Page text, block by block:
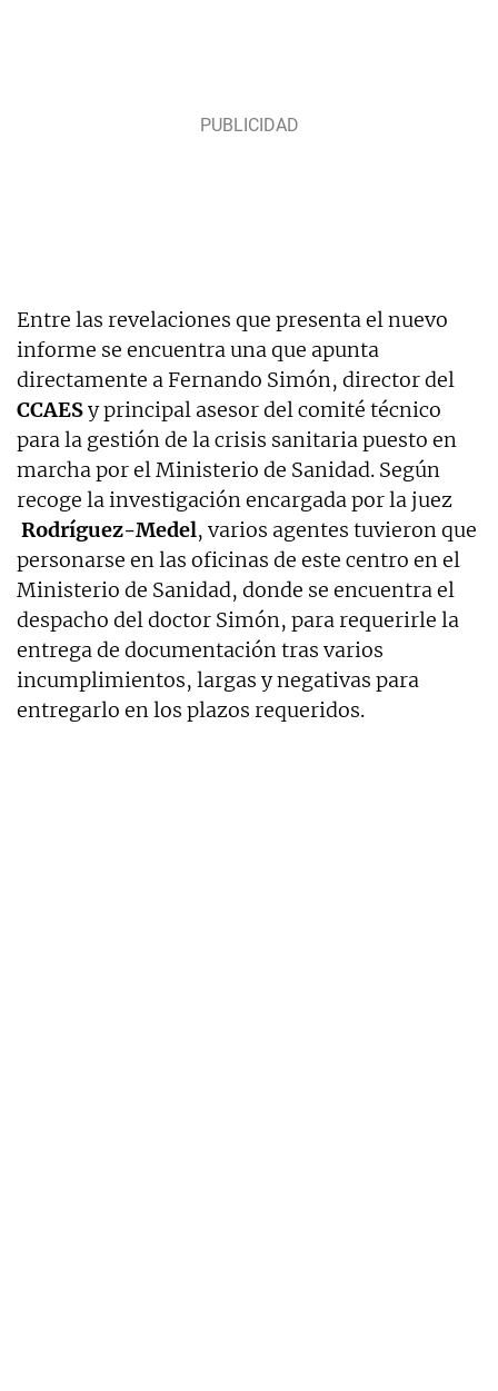
Entre las revelaciones que presenta el nuevo
informe se encuentra una que apunta
directamente a Fernando Simón, director del
CCAESy principal asesor del comité técnico
para la gestión de la crisis sanitaria puesto en
marcha por el Ministerio de Sanidad. Según
recoge la investigación encargada por la juez
Rodríguez-Medel, varios agentes tuvieron que
personarse en las oficinas de este centro en el
Ministerio de Sanidad, donde se encuentra el
despacho del doctor Simón, para requerirle la
entrega de documentación tras varios
incumplimientos, largas y negativas para
entregarlo en los plazos requeridos.